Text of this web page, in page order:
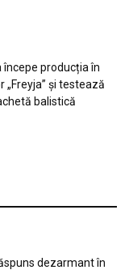
începe producția în
și testează
balistică
dezarmant în